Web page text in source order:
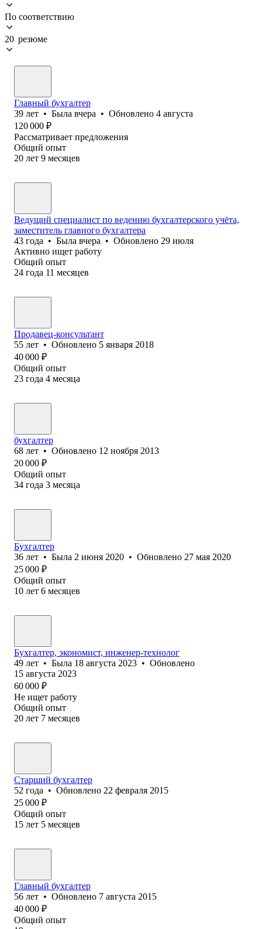
По соответствию
20 резюме
Главный бухгалтер
39 лет • Была вчера • Обновлено 4 августа
120 000 ₽
Рассматривает предложения
Общий опыт
20 лет 9 месяцев
Ведущий специалист по ведению бухгалтерского учёта,
заместитель главного бухгалтера
43 года • Была вчера • Обновлено 29 июля
Активно ищет работу
Общий опыт
24 года 11 месяцев
Продавец-консультант
55 лет • Обновлено 5 января 2018
40 000 ₽
Общий опыт
23 года 4 месяца
бухгалтер
68 лет • Обновлено 12 ноября 2013
20 000 ₽
Общий опыт
34 года 3 месяца
Бухгалтер
36 лет • Была 2 июня 2020 • Обновлено 27 мая 2020
25 000 ₽
Общий опыт
10 лет 6 месяцев
Бухгалтер, экономист, инженер-технолог
49 лет • Была 18 августа 2023 • Обновлено
15 августа 2023
60 000 ₽
Не ищет работу
Общий опыт
20 лет 7 месяцев
Старший бухгалтер
52 года • Обновлено 22 февраля 2015
25 000 ₽
Общий опыт
15 лет 5 месяцев
Главный бухгалтер
56 лет • Обновлено 7 августа 2015
40 000 ₽
Общий опыт